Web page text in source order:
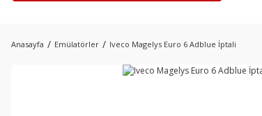
Anasayfa Emülatörler Iveco Magelys Euro 6 Adblue İptali